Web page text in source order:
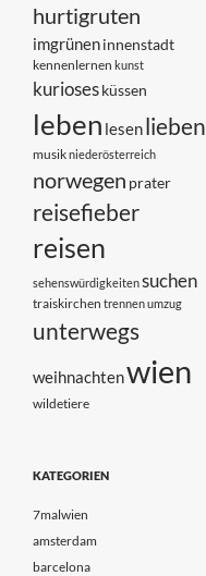
hurtigruten
imgrüneninnenstadt
kennenlernen kunst
kuriosesküssen
leben lesenlieben
musikniederösterreich
norwegen prater
reisefieber
reisen
sehenswürdigkeitensuchen
traiskirchen trennenumzug
unterwegs
weihnachtenwien
wildetiere
KATEGORIEN
7malwien
amsterdam
barcelona